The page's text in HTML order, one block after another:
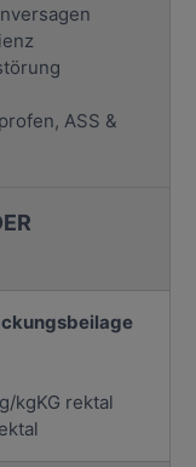
ASS &
kgKG rektal